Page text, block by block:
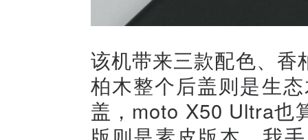
该机带来三款配色、
柏木整个后盖则是生
盖，moto X50 Ultra也